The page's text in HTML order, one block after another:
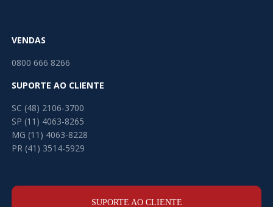
VENDAS
0800 666 8266
SUPORTE AO CLIENTE
SC (48) 2106-3700
SP (11) 4063-8265
MG (11) 4063-8228
PR (41) 3514-5929
SUPORTE AO CLIENTE